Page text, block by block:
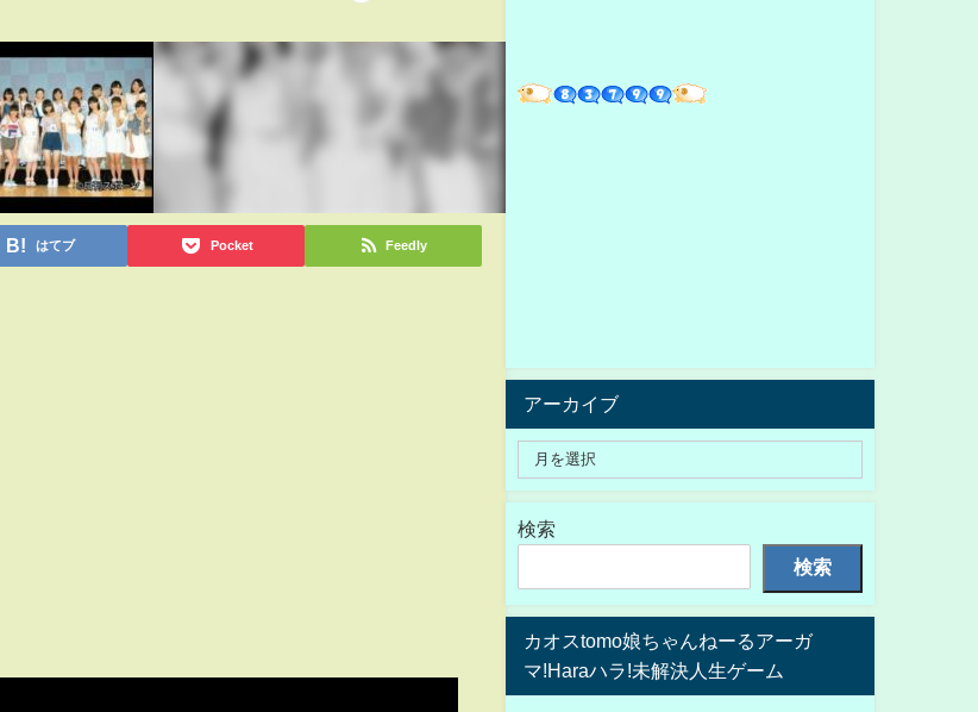
はてブ Pocket Feedly
アーカイブ
検索
検索
カオスtomo娘ちゃんねーるアーガ
マ!Haraハラ!未解決人生ゲーム